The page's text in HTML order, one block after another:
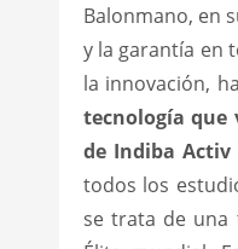
Balonmano, en
y la garantía en
la innovación,
tecnología que
de Indiba
todos los
se trata de una